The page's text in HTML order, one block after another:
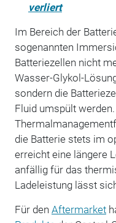
verliert
Im Bereich der
sogenannten
Batteriezellen nicht
Wasser-Glykol-
sondern die
Fluid umspült
die Batterie stets im
erreicht eine längere
anfällig für das
Ladeleistung lässt
Für den Aftermarket